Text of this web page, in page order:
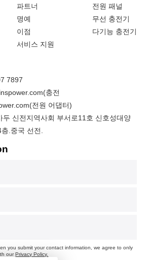
파트너
명예
이점
서비스 지원
전원 패널
무선 충전기
다기능 충전기
7897
충전
전원 어댑터)
두 신전지역사회 부서로11호 신호성대양
.중국 선전.
you submit your contact information, we agree to only
ourPrivacy Policy.